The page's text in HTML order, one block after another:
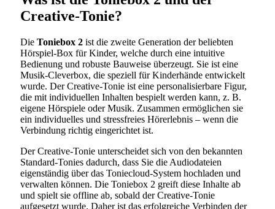
Creative-Tonie?
Die Toniebox 2 ist die zweite Generation der beliebten
Hörspiel-Box für Kinder, welche durch eine intuitive
Bedienung und robuste Bauweise überzeugt. Sie ist eine
Musik-Cleverbox, die speziell für Kinderhände entwickelt
wurde. Der Creative-Tonie ist eine personalisierbare Figur,
die mit individuellen Inhalten bespielt werden kann, z. B.
eigene Hörspiele oder Musik. Zusammen ermöglichen sie
ein individuelles und stressfreies Hörerlebnis – wenn die
Verbindung richtig eingerichtet ist.
Der Creative-Tonie unterscheidet sich von den bekannten
Standard-Tonies dadurch, dass Sie die Audiodateien
eigenständig über das Toniecloud-System hochladen und
verwalten können. Die Toniebox 2 greift diese Inhalte ab
und spielt sie offline ab, sobald der Creative-Tonie
aufgesetzt wurde. Daher ist das erfolgreiche Verbinden der